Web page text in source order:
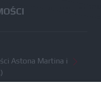
Astona Martina i
względem